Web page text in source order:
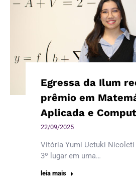
Egressa da Ilum
prêmio em
Aplicada e
22/09/2025
Vitória Yumi Uetuki
3º lugar em uma…
leia mais